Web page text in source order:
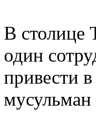
В столице
один
привести